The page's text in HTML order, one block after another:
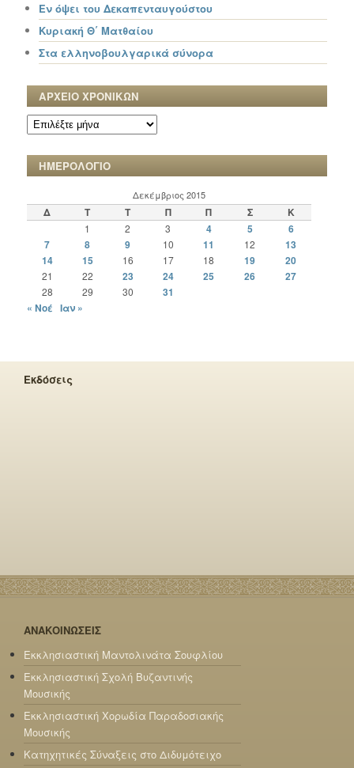
Εν όψει του Δεκαπενταυγούστου
Κυριακή Θ΄ Ματθαίου
Στα ελληνοβουλγαρικά σύνορα
ΑΡΧΕΙΟ ΧΡΟΝΙΚΩΝ
ΑΡΧΕΙΟ
ΧΡΟΝΙΚΩΝ
ΗΜΕΡΟΛΟΓΙΟ
Δεκέμβριος 2015
Δ Τ Τ Π Π Σ Κ
1 2 3 4 5
6
7
8 9 10 11 12
13
14
15 16 17 18 19 20
21 22 23 24 25 26 27
28 29 30
31
« Νοέ Ιαν »
Εκδόσεις
ΑΝΑΚΟΙΝΩΣΕΙΣ
Εκκλησιαστική Μαντολινάτα Σουφλίου
Εκκλησιαστική Σχολή Βυζαντινής
Μουσικής
Εκκλησιαστική Χορωδία Παραδοσιακής
Μουσικής
Κατηχητικές Σύναξεις στο Διδυμότειχο